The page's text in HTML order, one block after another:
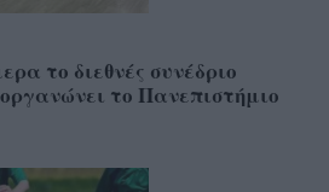
το διεθνές συνέδριο
το Πανεπιστήμιο